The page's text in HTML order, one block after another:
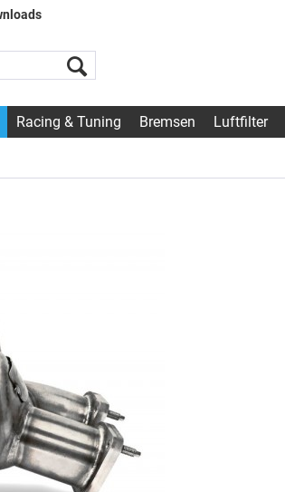
Racing & Tuning Bremsen Luftfilter